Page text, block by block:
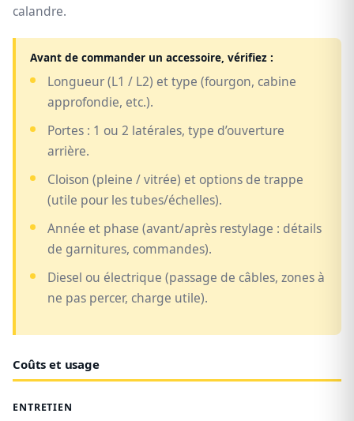
calandre.
Avant de commander un accessoire, vérifiez :
Longueur (L1 / L2) et type (fourgon, cabine
approfondie, etc.).
Portes : 1 ou 2 latérales, type d’ouverture
arrière.
Cloison (pleine / vitrée) et options de trappe
(utile pour les tubes/échelles).
Année et phase (avant/après restylage : détails
de garnitures, commandes).
Diesel ou électrique (passage de câbles, zones à
ne pas percer, charge utile).
Coûts et usage
ENTRETIEN